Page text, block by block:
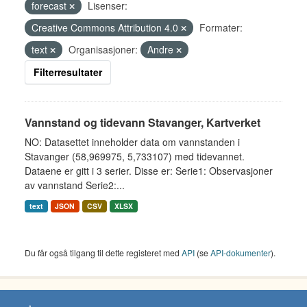
forecast
Lisenser:
Creative Commons Attribution 4.0
Formater:
text
Organisasjoner:
Andre
Filterresultater
Vannstand og tidevann Stavanger, Kartverket
NO: Datasettet inneholder data om vannstanden i
Stavanger (58,969975, 5,733107) med tidevannet.
Dataene er gitt i 3 serier. Disse er: Serie1: Observasjoner
av vannstand Serie2:...
text JSON CSV XLSX
Du får også tilgang til dette registeret med API (seAPI-dokumenter).